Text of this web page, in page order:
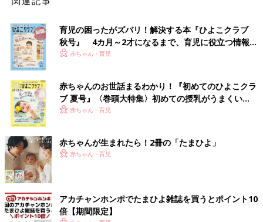
育児の困ったがズバリ！解決する本『ひよこクラブ
秋号』 4カ月～2才になるまで、育児に役立つ情報が
いっぱい！
赤ちゃん・育児
赤ちゃんのお世話まるわかり！『初めてのひよこクラ
ブ 夏号』〈巻頭大特集〉初めての授乳がうまくい
く！ おっぱい・ミルクの基本と夏のトラブル 解決テ
赤ちゃん・育児
赤ちゃんが生まれたら！2冊の「たまひよ」
赤ちゃん・育児
アカチャンホンポでたまひよ雑誌を買うとポイント10
倍【期間限定】